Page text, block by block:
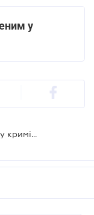
у
Безкоштовний вебінар: «Арешт майна у кримінальному провадженні: практичні проблеми та вплив на бізнес»